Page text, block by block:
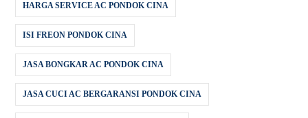
HARGA SERVICE AC PONDOK CINA
ISI FREON PONDOK CINA
JASA BONGKAR AC PONDOK CINA
JASA CUCI AC BERGARANSI PONDOK CINA